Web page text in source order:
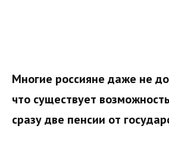
Многие россияне даже не
что существует
сразу две пенсии от